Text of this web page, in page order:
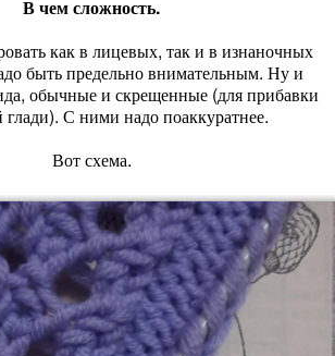
В чем сложность.
как в лицевых, так и в изнаночных
быть предельно внимательным. Ну и
обычные и скрещенные (для прибавки
глади). С ними надо поаккуратнее.
Вот схема.